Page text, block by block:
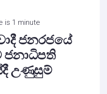
is 1 minute
ජනරජයේ
ජනාධිපති
උණුසුම්